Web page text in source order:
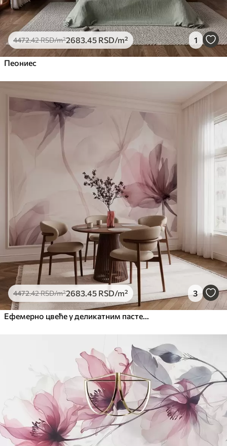
4472.42RSD/m²2683 .45 RSD/m² 1
Пеониес
4472.42RSD/m²2683 .45 RSD/m² 3